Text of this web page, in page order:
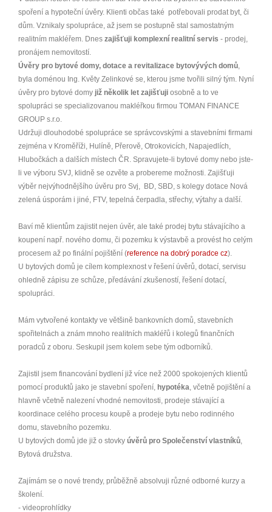
spoření a hypoteční úvěry. Klienti občas také potřebovali prodat byt, či
dům. Vznikaly spolupráce, až jsem se postupně stal samostatným
realitním makléřem. Dnes zajišťuji komplexní realitní servis - prodej,
pronájem nemovitostí.
Úvěry pro bytové domy, dotace a revitalizace bytovývých domů
byla doménou Ing. Květy Zelinkové se, kterou jsme tvořili silný tým. Nyní
úvěry pro bytové domy již několik let zajišťuji osobně a to ve
spolupráci se specializovanou makléřkou firmou TOMAN FINANCE
GROUP s.r.o.
Udržuji dlouhodobé spolupráce se správcovskými a stavebními firmami
zejména v Kroměříži, Hulíně, Přerově, Otrokovicích, Napajedlích,
Hlubočkách a dalších místech ČR. Spravujete-li bytové domy nebo jste-
li ve výboru SVJ, klidně se ozvěte a probereme možnosti. Zajišťuji
výběr nejvýhodnějšího úvěru pro Svj, BD, SBD, s kolegy dotace Nová
zelená úsporám i jiné, FTV, tepelná čerpadla, střechy, výtahy a další.
Baví mě klientům zajistit nejen úvěr, ale také prodej bytu stávajícího a
koupení např. nového domu, či pozemku k výstavbě a provést ho celým
procesem až po finální pojištění (reference na dobrý poradce cz).
U bytových domů je cílem komplexnost v řešení úvěrů, dotací, servisu
ohledně zápisu ze schůze, předávání zkušeností, řešení dotací,
spolupráci.
Mám vytvořené kontakty ve většině bankovních domů, stavebních
spořitelnách a znám mnoho realitních makléřů i kolegů finančních
poradců z oboru. Seskupil jsem kolem sebe tým odborníků.
Zajistil jsem financování bydlení již více než 2000 spokojených klientů
pomocí produktů jako je stavební spoření, hypotéka , včetně pojištění a
hlavně včetně nalezení vhodné nemovitosti, prodeje stávající a
koordinace celého procesu koupě a prodeje bytu nebo rodinného
domu, stavebního pozemku.
U bytových domů jde již o stovky úvěrů pro Společenství vlastníků
Bytová družstva.
Zajímám se o nové trendy, průběžně absolvuji různé odborné kurzy a
školení.
- videoprohlídky